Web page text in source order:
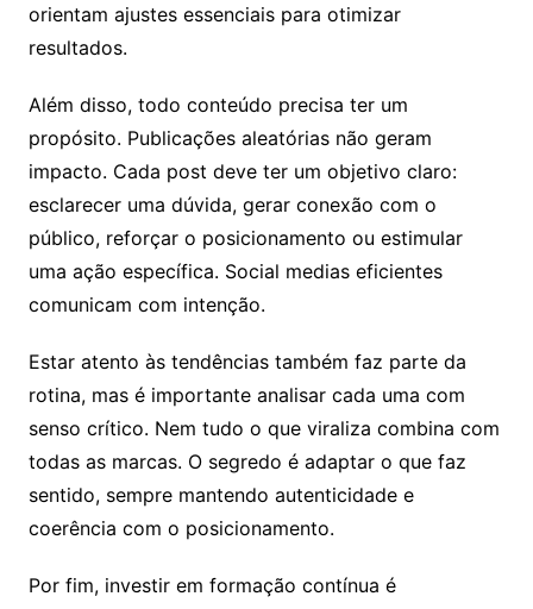
orientam ajustes essenciais para otimizar
resultados.
Além disso, todo conteúdo precisa ter um
propósito. Publicações aleatórias não geram
impacto. Cada post deve ter um objetivo claro:
esclarecer uma dúvida, gerar conexão com o
público, reforçar o posicionamento ou estimular
uma ação específica. Social medias eficientes
comunicam com intenção.
Estar atento às tendências também faz parte da
rotina, mas é importante analisar cada uma com
senso crítico. Nem tudo o que viraliza combina com
todas as marcas. O segredo é adaptar o que faz
sentido, sempre mantendo autenticidade e
coerência com o posicionamento.
Por fim, investir em formação contínua é